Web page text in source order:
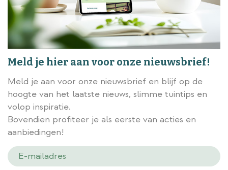
Meld je hier aan voor onze nieuwsbrief!
Meld je aan voor onze nieuwsbrief en blijf op de
hoogte van het laatste nieuws, slimme tuintips en
volop inspiratie.
Bovendien profiteer je als eerste van acties en
aanbiedingen!